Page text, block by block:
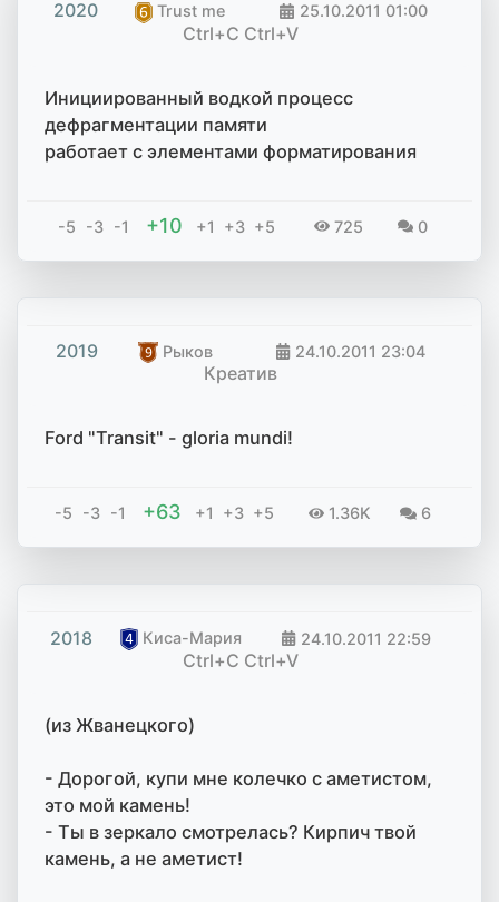
2020 Trust me 25.10.2011 01:00
Ctrl+C Ctrl+V
Инициированный водкой процесс
дефрагментации памяти
работает с элементами форматирования
-5 -3 -1 +10 +1 +3 +5 725 0
2019 Рыков 24.10.2011 23:04
Креатив
Ford "Transit" - gloria mundi!
-5 -3 -1 +63 +1 +3 +5 1.36K 6
2018 Киса-Мария 24.10.2011 22:59
Ctrl+C Ctrl+V
(из Жванецкого)
- Дорогой, купи мне колечко с аметистом,
это мой камень!
- Ты в зеркало смотрелась? Кирпич твой
камень, а не аметист!